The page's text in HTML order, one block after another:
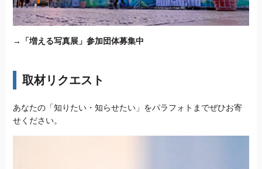
→ 「増える写真展」参加団体募集中
取材リクエスト
あなたの「知りたい・知らせたい」をパラフォトまでぜひお寄
せください。